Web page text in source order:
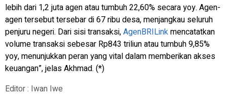
lebih dari 1,2 juta agen atau tumbuh 22,60% secara yoy. Agen-
agen tersebut tersebar di 67 ribu desa, menjangkau seluruh
penjuru negeri. Dari sisi transaksi,AgenBRILinkmencatatkan
volume transaksi sebesar Rp843 triliun atau tumbuh 9,85%
yoy, menunjukkan peran yang vital dalam memberikan akses
keuangan”, jelas Akhmad. (*)
Editor : Iwan Iwe